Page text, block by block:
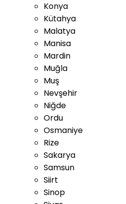
Konya
Kütahya
Malatya
Manisa
Mardin
Muğla
Muş
Nevşehir
Niğde
Ordu
Osmaniye
Rize
Sakarya
Samsun
Siirt
Sinop